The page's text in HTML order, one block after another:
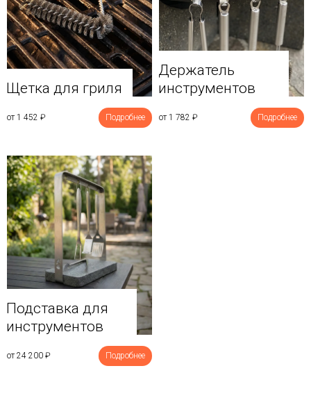
Щетка для гриля
от 1 452 ₽ Подробнее
Держатель
инструментов
от 1 782 ₽ Подробнее
Подставка для
инструментов
от 24 200 ₽ Подробнее